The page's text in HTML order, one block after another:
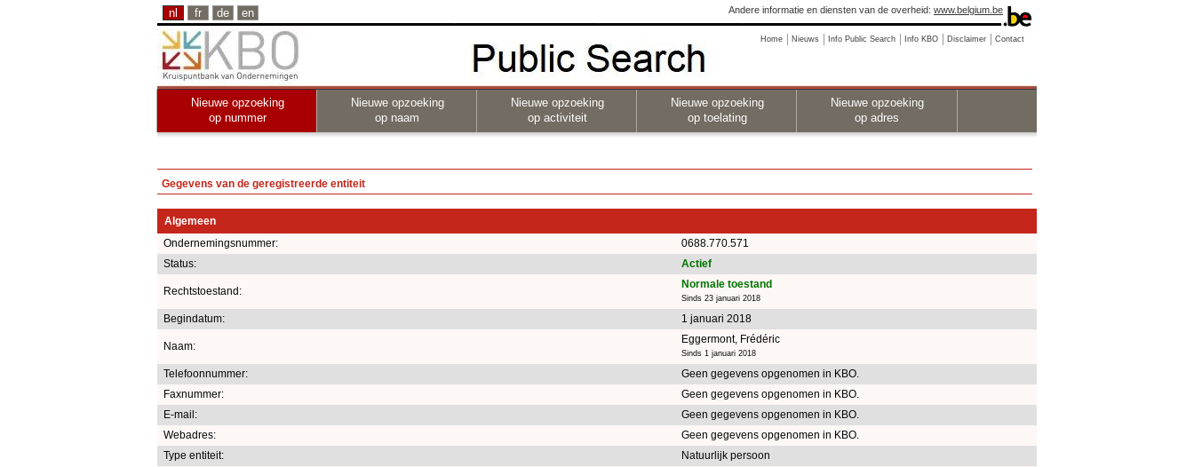
nl fr de en Andere informatie en diensten van de overheid: www.belgium.be
Home Nieuws Info Public Search Info KBO Disclaimer Contact
Nieuwe opzoeking
op nummer
Nieuwe opzoeking
op naam
Nieuwe opzoeking
op activiteit
Nieuwe opzoeking
op toelating
Nieuwe opzoeking
op adres
Gegevens van de geregistreerde entiteit
Algemeen
Ondernemingsnummer:
0688.770.571
Status:
Actief
Rechtstoestand:
Normale toestand
Sinds 23 januari 2018
Begindatum: 1 januari 2018
Naam:
Eggermont, Frédéric
Sinds 1 januari 2018
Telefoonnummer:
Geen gegevens opgenomen in KBO.
Faxnummer:
Geen gegevens opgenomen in KBO.
E-mail:
Geen gegevens opgenomen in KBO.
Webadres:
Geen gegevens opgenomen in KBO.
Type entiteit:
Natuurlijk persoon